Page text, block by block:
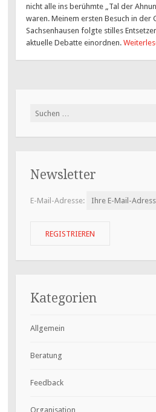
nicht alle ins berühmte „Tal der
waren. Meinem ersten Besuch in der
Sachsenhausen folgte stilles
aktuelle Debatte einordnen.
Suchen
Newsletter
E-Mail-Adresse:
Kategorien
Allgemein
Beratung
Feedback
Organisation